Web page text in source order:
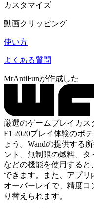
カスタマイズ
動画クリッピング
使い方
よくある質問
MrAntiFunが作成した
厳選のゲームプレイカス
F1 2020プレイ体験のポ
ょう。Wandの提供する
ント、無制限の燃料、
などの機能を使用すると
できます。また、アプ
オーバーレイで、精度コ
り替えられます。